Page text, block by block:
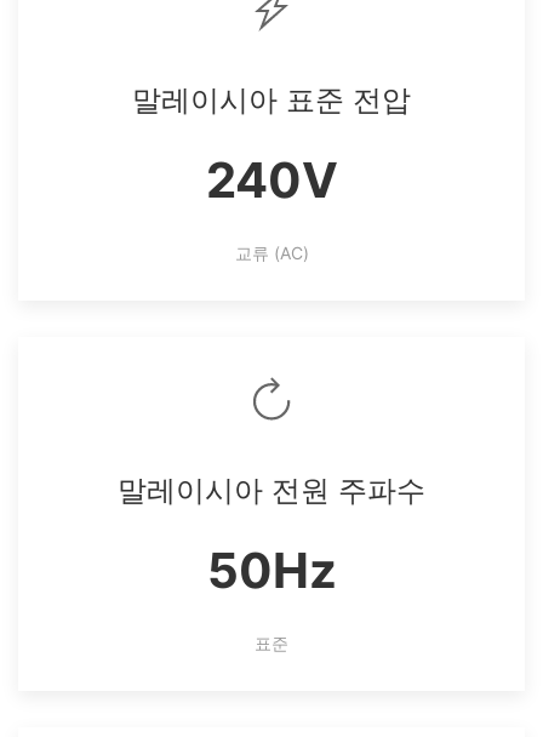
말레이시아 표준 전압
240V
교류 (AC)
말레이시아 전원 주파수
50Hz
표준